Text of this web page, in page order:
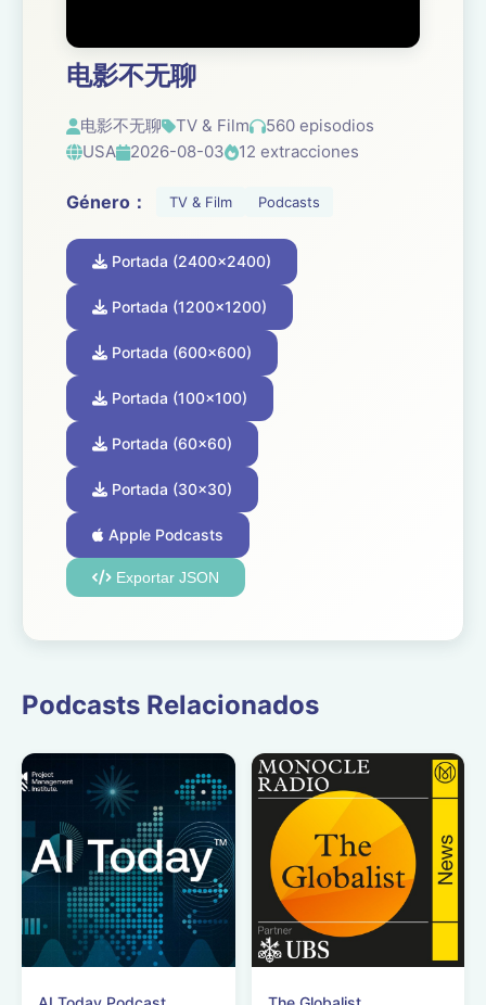
电影不无聊
电影不无聊 TV & Film
560 episodios
USA
2026-08-03 12 extracciones
Género： TV & Film Podcasts
Portada (2400x2400)
Portada (1200x1200)
Portada (600x600)
Portada (100x100)
Portada (60x60)
Portada (30x30)
Apple Podcasts
Exportar JSON
Podcasts Relacionados